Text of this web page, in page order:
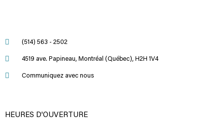
(514) 563 - 2502
4519 ave. Papineau, Montréal (Québec), H2H 1V4
Communiquez avec nous
HEURES D'OUVERTURE